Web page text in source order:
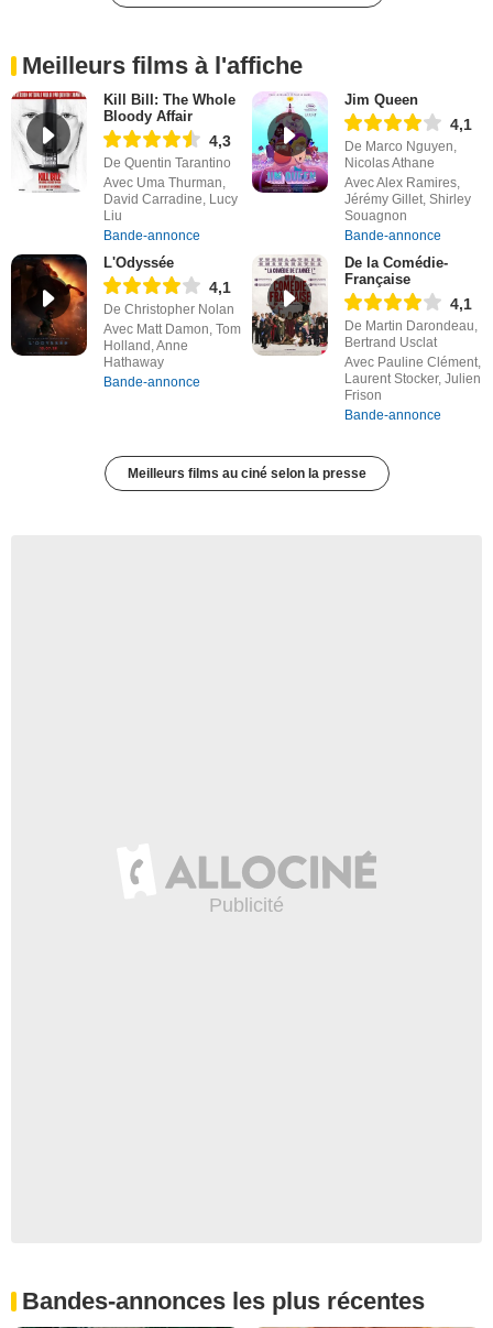
Meilleurs films à l'affiche
Kill Bill: The Whole
Bloody Affair
4,3
De Quentin Tarantino
Avec Uma Thurman,
David Carradine, Lucy
Liu
Bande-annonce
Jim Queen
4,1
De Marco Nguyen,
Nicolas Athane
Avec Alex Ramires,
Jérémy Gillet, Shirley
Souagnon
Bande-annonce
L'Odyssée
4,1
De Christopher Nolan
Avec Matt Damon, Tom
Holland, Anne
Hathaway
Bande-annonce
De la Comédie-
Française
4,1
De Martin Darondeau,
Bertrand Usclat
Avec Pauline Clément,
Laurent Stocker, Julien
Frison
Bande-annonce
Meilleurs films au ciné selon la presse
Bandes-annonces les plus récentes